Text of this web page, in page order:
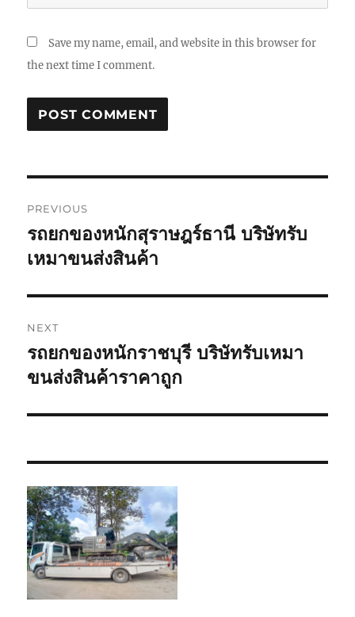
Save my name, email, and website in this browser for
the next time I comment.
navigation
PREVIOUS
Previous
post:
รถยกของหนักสุราษฎร์ธานี บริษัทรับ
เหมาขนส่งสินค้า
NEXT
Next
post:
รถยกของหนักราชบุรี บริษัทรับเหมา
ขนส่งสินค้าราคาถูก